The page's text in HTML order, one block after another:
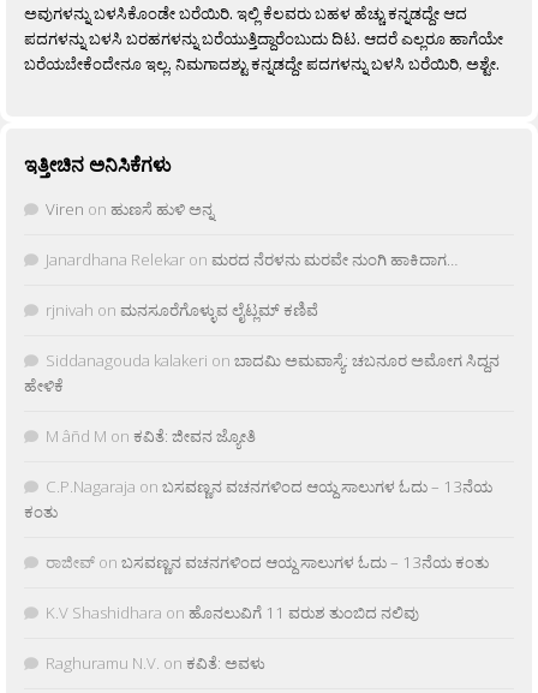
ಅವುಗಳನ್ನು ಬಳಸಿಕೊಂಡೇ ಬರೆಯಿರಿ. ಇಲ್ಲಿ ಕೆಲವರು ಬಹಳ ಹೆಚ್ಚು ಕನ್ನಡದ್ದೇ ಆದ
ಪದಗಳನ್ನು ಬಳಸಿ ಬರಹಗಳನ್ನು ಬರೆಯುತ್ತಿದ್ದಾರೆಂಬುದು ದಿಟ. ಆದರೆ ಎಲ್ಲರೂ ಹಾಗೆಯೇ
ಬರೆಯಬೇಕೆಂದೇನೂ ಇಲ್ಲ. ನಿಮಗಾದಶ್ಟು ಕನ್ನಡದ್ದೇ ಪದಗಳನ್ನು ಬಳಸಿ ಬರೆಯಿರಿ, ಅಶ್ಟೇ.
ಇತ್ತೀಚಿನ ಅನಿಸಿಕೆಗಳು
Viren on ಹುಣಸೆ ಹುಳಿ ಅನ್ನ
Janardhana Relekar on ಮರದ ನೆರಳನು ಮರವೇ ನುಂಗಿ ಹಾಕಿದಾಗ…
rjnivah on ಮನಸೂರೆಗೊಳ್ಳುವ ಲೈಟ್ಲಮ್ ಕಣಿವೆ
Siddanagouda kalakeri on ಬಾದಮಿ ಅಮವಾಸ್ಯೆ: ಚಬನೂರ ಅಮೋಗ ಸಿದ್ದನ
ಹೇಳಿಕೆ
M âñd M on ಕವಿತೆ: ಜೀವನ ಜ್ಯೋತಿ
C.P.Nagaraja on ಬಸವಣ್ಣನ ವಚನಗಳಿಂದ ಆಯ್ದ ಸಾಲುಗಳ ಓದು – 13ನೆಯ
ಕಂತು
ರಾಜೀವ್ on ಬಸವಣ್ಣನ ವಚನಗಳಿಂದ ಆಯ್ದ ಸಾಲುಗಳ ಓದು – 13ನೆಯ ಕಂತು
K.V Shashidhara on ಹೊನಲುವಿಗೆ 11 ವರುಶ ತುಂಬಿದ ನಲಿವು
Raghuramu N.V. on ಕವಿತೆ: ಅವಳು